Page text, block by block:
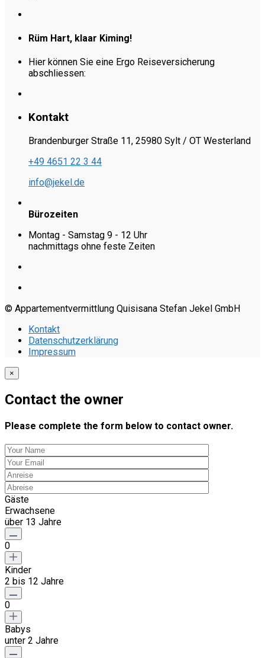
Rüm Hart, klaar Kiming!
Hier können Sie eine Ergo Reiseversicherung
abschliessen:
Kontakt
Brandenburger Straße 11, 25980 Sylt / OT Westerland
+49 4651 22 3 44
info@jekel.de
Bürozeiten
Montag - Samstag 9 - 12 Uhr
nachmittags ohne feste Zeiten
© Appartementvermittlung Quisisana Stefan Jekel GmbH
Kontakt
Datenschutzerklärung
Impressum
×
Contact the owner
Please complete the form below to contact owner.
Gäste
Erwachsene
über 13 Jahre
0
Kinder
2 bis 12 Jahre
0
Babys
unter 2 Jahre